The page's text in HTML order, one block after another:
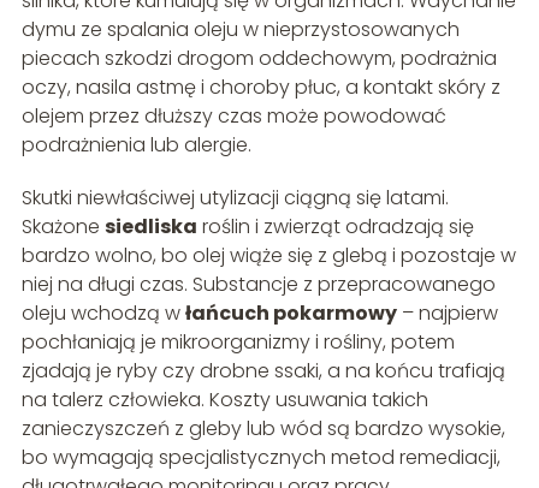
dymu ze spalania oleju w nieprzystosowanych
piecach szkodzi drogom oddechowym, podrażnia
oczy, nasila astmę i choroby płuc, a kontakt skóry z
olejem przez dłuższy czas może powodować
podrażnienia lub alergie.
Skutki niewłaściwej utylizacji ciągną się latami.
Skażone siedliska roślin i zwierząt odradzają się
bardzo wolno, bo olej wiąże się z glebą i pozostaje w
niej na długi czas. Substancje z przepracowanego
oleju wchodzą włańcuch pokarmowy– najpierw
pochłaniają je mikroorganizmy i rośliny, potem
zjadają je ryby czy drobne ssaki, a na końcu trafiają
na talerz człowieka. Koszty usuwania takich
zanieczyszczeń z gleby lub wód są bardzo wysokie,
bo wymagają specjalistycznych metod remediacji,